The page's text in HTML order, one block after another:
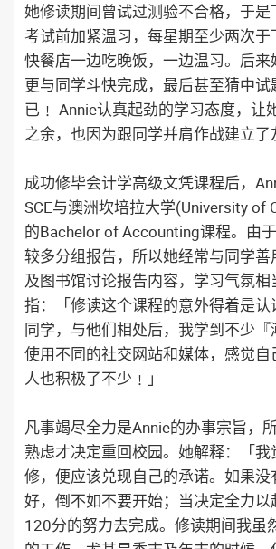
她修读期间曾试过测验不合格，于
考试前加紧温习，每星期至少两次
快餐店一边吃晚饭，一边温习。后
更与同学斗快完成，最后甚至猜中
已﹗ Annie认真起劲的学习态度，让
之余，也因为跟同学并肩作战建立了
成功修毕会计学高级文凭课程后，
SCE与澳洲坎培拉大学(University of
的Bachelor of Accounting课程。由
较多分组报告，所以她经常与同学善
及图书馆讨论报告内容，学习气氛
指：「修读这个课程的意外得着是认
同学，与他们相处后，我学到不少
使用不同的社交网站和媒体，感觉自
人也积极了不少﹗」
凡事竭尽全力是Annie的办事宗旨，
熟虑才决定重回校园。她解释：「
修，便应该兑现自己的承诺。如果
好，倒不如不要开始；当决定全力
120分的努力去完成。修读期间我虽